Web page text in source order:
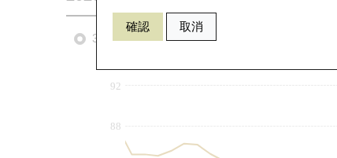
確認 取消
3個月 6個月
88
92